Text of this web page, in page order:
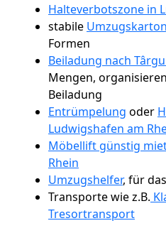
Halteverbotszone in
stabile
Formen
Beiladung nach
Mengen,
Beiladung
Entrümpelung oder
Ludwigshafen am
Möbellift günstig
Rhein
Umzugshelfer, für
Transporte wie z.B.
Tresortransport